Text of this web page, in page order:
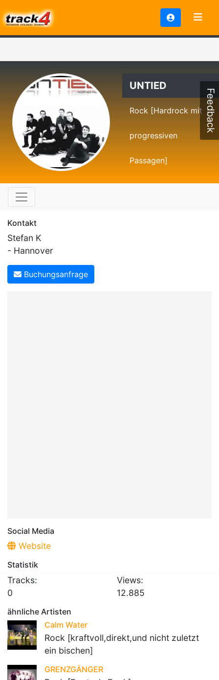
UNTIED
Rock [Hardrock mit
progressiven
Passagen]
Kontakt
Stefan K
- Hannover
Buchungsanfrage
Social Media
Website
Statistik
Tracks:
0
Views:
12.885
ähnliche Artisten
Calm Water
Rock [kraftvoll,direkt,und nicht zuletzt
ein bischen]
GRENZGÄNGER
Feedback